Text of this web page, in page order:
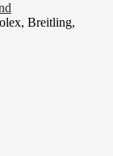
Breitling,